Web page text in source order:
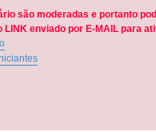
são moderadas e portanto
enviado por E-MAIL para